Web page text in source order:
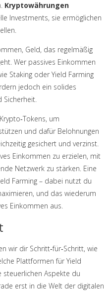
Kryptowährungen
Investments, sie ermöglichen
, Geld, das regelmäßig
. Wer passives Einkommen
Staking oder Yield Farming
jedoch ein solides
Sicherheit.
um
und dafür Belohnungen
gesichert und verzinst.
Einkommen zu erzielen, mit
Netzwerk zu stärken. Eine
Farming – dabei nutzt du
und das wiederum
Einkommen aus.
wir dir Schritt‑für‑Schritt, wie
Plattformen für Yield
steuerlichen Aspekte du
erst in die Welt der digitalen